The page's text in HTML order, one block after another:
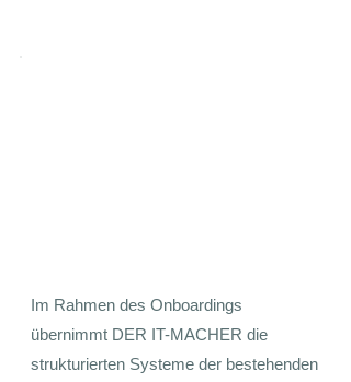
Im Rahmen des Onboardings
übernimmt DER IT-MACHER die
strukturierten Systeme der bestehenden